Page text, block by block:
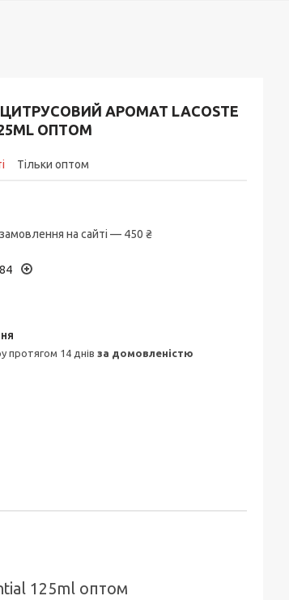
АРОМАТ LACOSTE
ОПТОМ
Тільки оптом
на сайті — 450 ₴
протягом 14 днів за домовленістю
125ml оптом